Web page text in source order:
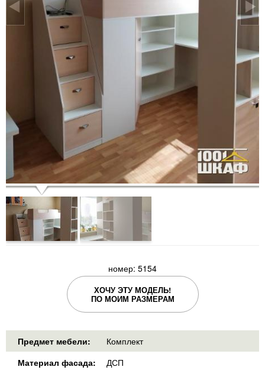
номер: 5154
ХОЧУ ЭТУ МОДЕЛЬ!
ПО МОИМ РАЗМЕРАМ
Предмет мебели:
Комплект
Материал фасада:
ДСП